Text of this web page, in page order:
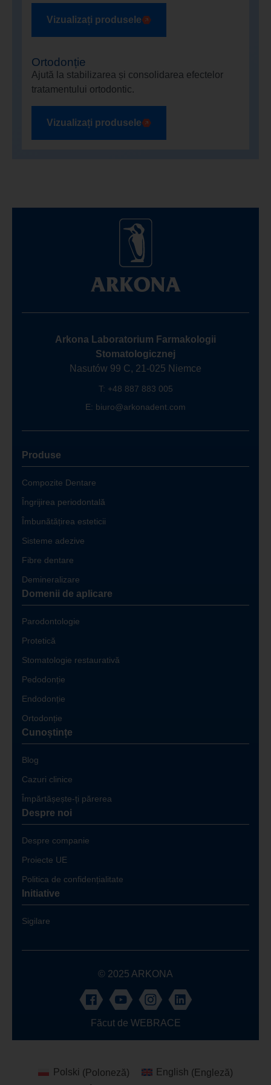
Vizualizați produsele
Ortodonție
Ajută la stabilizarea și consolidarea efectelor
tratamentului ortodontic.
Vizualizați produsele
Arkona Laboratorium Farmakologii
Stomatologicznej
Nasutów 99 C, 21-025 Niemce
T: +48 887 883 005
E: biuro@arkonadent.com
Produse
Compozite Dentare
Îngrijirea periodontală
Îmbunătățirea esteticii
Sisteme adezive
Fibre dentare
Demineralizare
Domenii de aplicare
Parodontologie
Protetică
Stomatologie restaurativă
Pedodonție
Endodonție
Ortodonție
Cunoștințe
Blog
Cazuri clinice
Împărtășește-ți părerea
Despre noi
Despre companie
Proiecte UE
Politica de confidențialitate
Initiative
Sigilare
© 2025 ARKONA
Făcut de WEBRACE
Polski (Poloneză) English (Engleză)